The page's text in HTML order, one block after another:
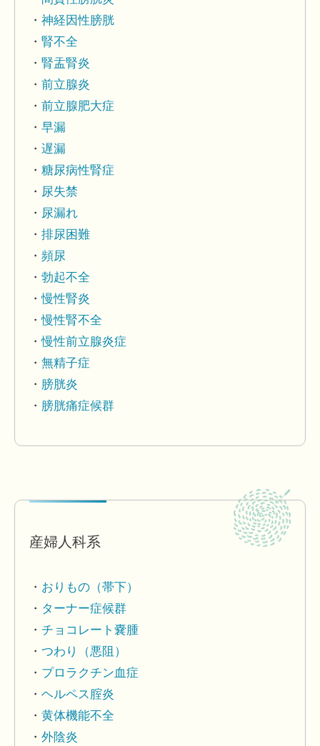
神経因性膀胱
腎不全
腎盂腎炎
前立腺炎
前立腺肥大症
早漏
遅漏
糖尿病性腎症
尿失禁
尿漏れ
排尿困難
頻尿
勃起不全
慢性腎炎
慢性腎不全
慢性前立腺炎症
無精子症
膀胱炎
膀胱痛症候群
産婦人科系
おりもの（帯下）
ターナー症候群
チョコレート嚢腫
つわり（悪阻）
プロラクチン血症
ヘルペス腟炎
黄体機能不全
外陰炎